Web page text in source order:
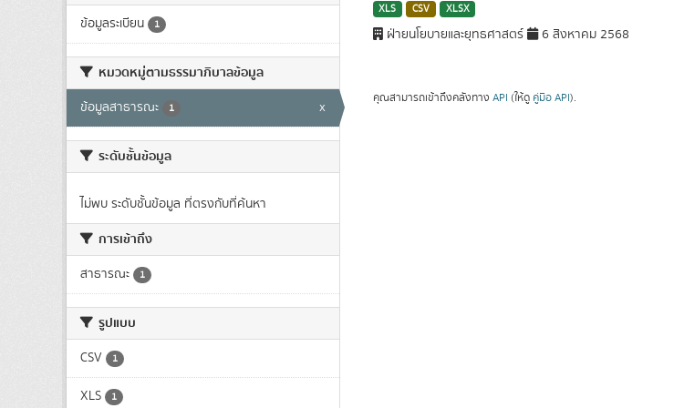
ข้อมูลระเบียน 1
หมวดหมู่ตามธรรมาภิบาลข้อมูล
ข้อมูลสาธารณะ 1 x
ระดับชั้นข้อมูล
ไม่พบ ระดับชั้นข้อมูล ที่ตรงกับที่ค้นหา
การเข้าถึง
สาธารณะ 1
รูปแบบ
CSV 1
XLS 1
XLS CSV XLSX
ฝ่ายนโยบายและยุทธศาสตร์ 6 สิงหาคม 2568
คุณสามารถเข้าถึงคลังทาง API (ให้ดู คู่มือ API).